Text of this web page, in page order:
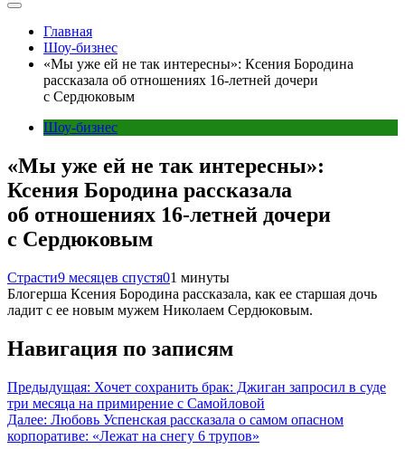
Главная
Шоу-бизнес
«Мы уже ей не так интересны»: Ксения Бородина
рассказала об отношениях 16-летней дочери
с Сердюковым
Шоу-бизнес
«Мы уже ей не так интересны»:
Ксения Бородина рассказала
об отношениях 16-летней дочери
с Сердюковым
Страсти9 месяцев спустя01 минуты
Блогерша Ксения Бородина рассказала, как ее старшая дочь
ладит с ее новым мужем Николаем Сердюковым.
Навигация по записям
Предыдущая: Хочет сохранить брак: Джиган запросил в суде
три месяца на примирение с Самойловой
Далее: Любовь Успенская рассказала о самом опасном
корпоративе: «Лежат на снегу 6 трупов»